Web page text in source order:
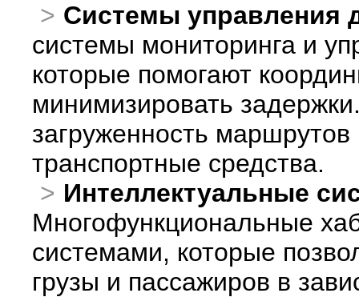
Системы управления
системы мониторинга и
которые помогают
минимизировать
загруженность
транспортные средства.
Интеллектуальные
Многофункциональные
системами, которые
грузы и пассажиров в